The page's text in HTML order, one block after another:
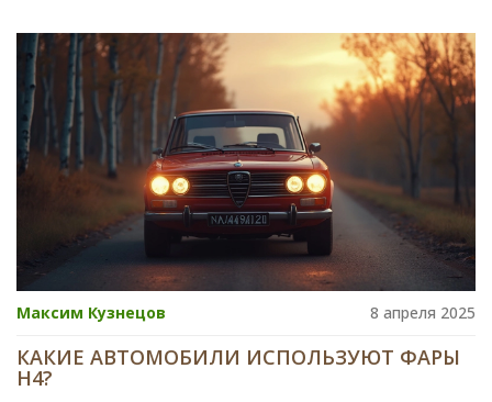
Максим Кузнецов 8 апреля 2025
КАКИЕ АВТОМОБИЛИ ИСПОЛЬЗУЮТ ФАРЫ
H4?